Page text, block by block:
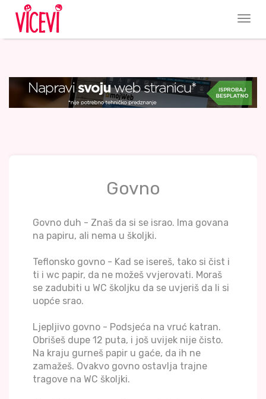
Govno
Govno duh - Znaš da si se israo. Ima govana
na papiru, ali nema u školjki.
Teflonsko govno - Kad se isereš, tako si čist i
ti i wc papir, da ne možeš vvjerovati. Moraš
se zadubiti u WC školjku da se uvjeriš da li si
uopće srao.
Ljepljivo govno - Podsjeća na vruć katran.
Obrišeš dupe 12 puta, i još uvijek nije čisto.
Na kraju gurneš papir u gaće, da ih ne
zamažeš. Ovakvo govno ostavlja trajne
tragove na WC školjki.